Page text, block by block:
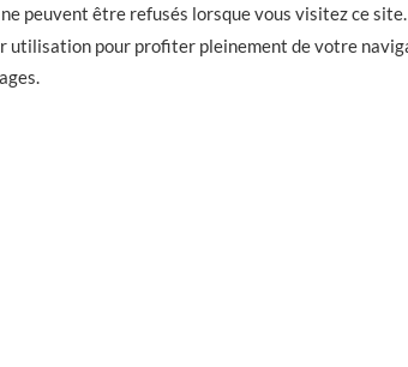
peuvent être refusés lorsque vous visitez ce
pour profiter pleinement de votre
.